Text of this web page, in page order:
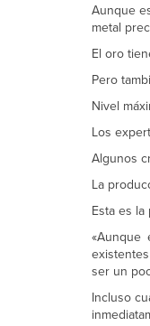
Aunque
metal
El oro
Pero
Nivel
Los
Algunos
La
Esta es
«Aunque
ser un
Incluso